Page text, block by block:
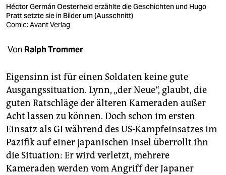
veranstaltungen
shop
fragen & hilfe
abo
genossenschaft
epaper login
Héctor Germán Oesterheld erzählte die Geschichten und Hugo
Pratt setzte sie in Bilder um (Ausschnitt)
Comic: Avant Verlag
Von Ralph Trommer
Eigensinn ist für einen Soldaten keine gute
Ausgangssituation. Lynn, „der Neue“, glaubt, die
guten Ratschläge der älteren Kameraden außer
Acht lassen zu können. Doch schon im ersten
Einsatz als GI während des US-Kampfeinsatzes im
Pazifik auf einer japanischen Insel überrollt ihn
die Situation: Er wird verletzt, mehrere
Kameraden werden vom Angriff der Japaner